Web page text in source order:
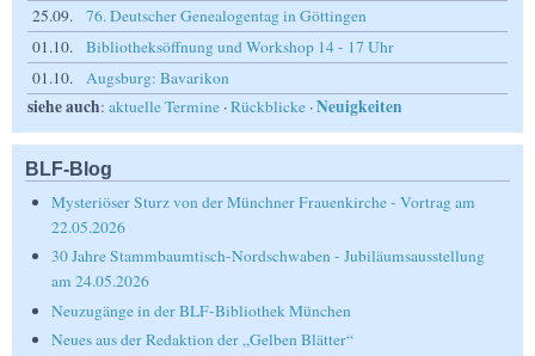
25.09.
76. Deutscher Genealogentag in Göttingen
01.10.
Bibliotheksöffnung und Workshop 14 - 17 Uhr
01.10.
Augsburg: Bavarikon
siehe auch: aktuelle Termine ·Rückblicke ·Neuigkeiten
BLF-Blog
Mysteriöser Sturz von der Münchner Frauenkirche - Vortrag am
22.05.2026
30 Jahre Stammbaumtisch-Nordschwaben - Jubiläumsausstellung
am 24.05.2026
Neuzugänge in der BLF-Bibliothek München
Neues aus der Redaktion der „Gelben Blätter“